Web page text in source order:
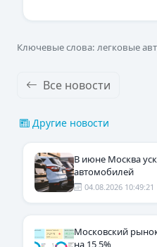
Ключевые слова: легковые
Все новости
Другие новости
В июне Москва
автомобилей
04.08.2026 10:49:21
Московский
на 15,5%